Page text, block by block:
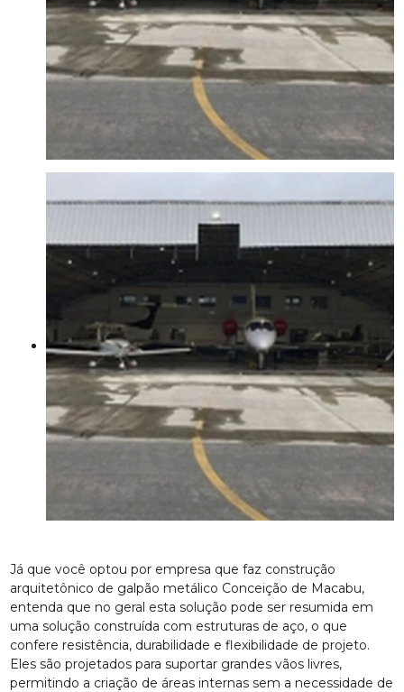
Já que você optou por empresa que faz construção
arquitetônico de galpão metálico Conceição de Macabu,
entenda que no geral esta solução pode ser resumida em
uma solução construída com estruturas de aço, o que
confere resistência, durabilidade e flexibilidade de projeto.
Eles são projetados para suportar grandes vãos livres,
permitindo a criação de áreas internas sem a necessidade de